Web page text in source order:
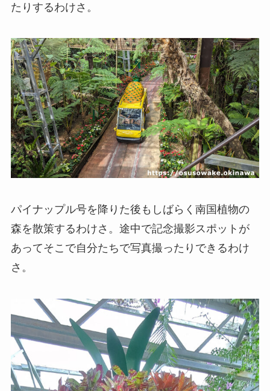
たりするわけさ。
パイナップル号を降りた後もしばらく南国植物の
森を散策するわけさ。途中で記念撮影スポットが
あってそこで自分たちで写真撮ったりできるわけ
さ。